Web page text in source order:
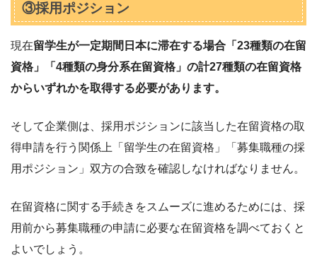
③採用ポジション
現在留学生が一定期間日本に滞在する場合「23種類の在留
資格」「4種類の身分系在留資格」の計27種類の在留資格
からいずれかを取得する必要があります。
そして企業側は、採用ポジションに該当した在留資格の取
得申請を行う関係上「留学生の在留資格」「募集職種の採
用ポジション」双方の合致を確認しなければなりません。
在留資格に関する手続きをスムーズに進めるためには、採
用前から募集職種の申請に必要な在留資格を調べておくと
よいでしょう。